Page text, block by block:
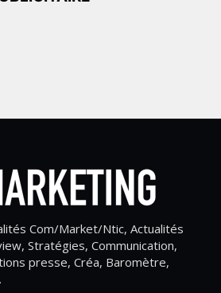
Com/Market/Ntic, Actualités
Stratégies, Communication,
presse, Créa, Baromètre,